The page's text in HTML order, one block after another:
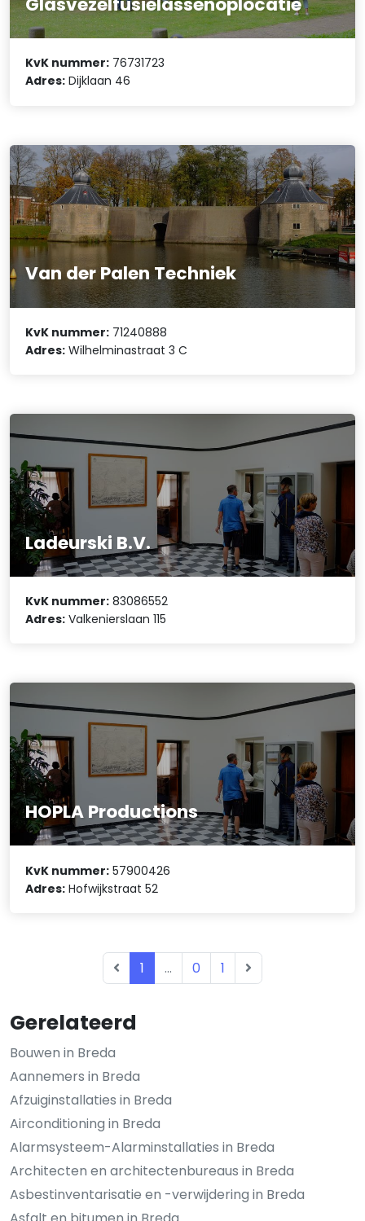
Gerelateerd
Bouwen in Breda
Aannemers in Breda
Afzuiginstallaties in Breda
Airconditioning in Breda
Alarmsysteem-Alarminstallaties in Breda
Architecten en architectenbureaus in Breda
Asbestinventarisatie en -verwijdering in Breda
KvK nummer: 76731723
Adres: Dijklaan 46
Van der Palen Techniek
KvK nummer: 71240888
Adres: Wilhelminastraat 3 C
Ladeurski B.V.
KvK nummer: 83086552
Adres: Valkenierslaan 115
HOPLA Productions
KvK nummer: 57900426
Adres: Hofwijkstraat 52
1 ... 0 1